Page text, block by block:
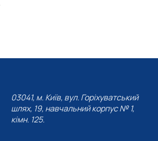
03041, м. Київ, вул. Горіхуватський
шлях, 19, навчальний корпус № 1,
кімн. 125.